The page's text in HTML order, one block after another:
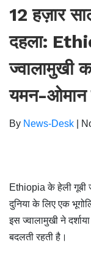
12 हज़ार
दहला:
ज्वालामुखी
यमन-ओमान
By News-Desk
Ethiopia के हेली गूबी
दुनिया के लिए एक
इस ज्वालामुखी ने
बदलती रहती है।